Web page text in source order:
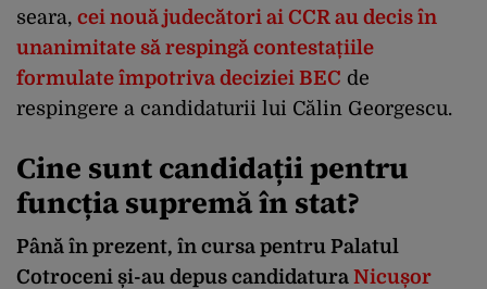
seara, cei nouă judecători ai CCR au decis în
unanimitate să respingă contestațiile
formulate împotriva deciziei BEC de
respingere a candidaturii lui Călin Georgescu.
Cine sunt candidații pentru
funcția supremă în stat?
Până în prezent, în cursa pentru Palatul
Cotroceni și-au depus candidatura Nicușor